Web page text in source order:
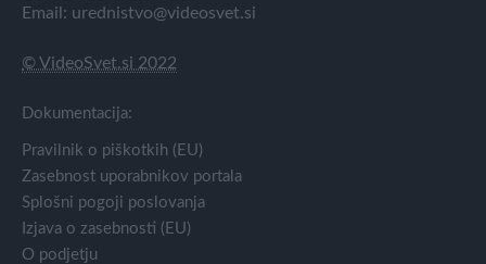
Email: urednistvo@videosvet.si
© VideoSvet.si 2022
Dokumentacija:
Pravilnik o piškotkih (EU)
Zasebnost uporabnikov portala
Splošni pogoji poslovanja
Izjava o zasebnosti (EU)
O podjetju